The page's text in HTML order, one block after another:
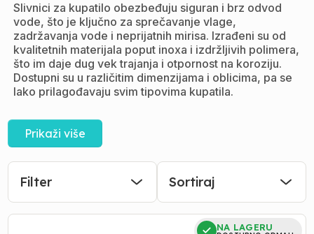
Slivnici za kupatilo obezbeđuju siguran i brz odvod
vode, što je ključno za sprečavanje vlage,
zadržavanja vode i neprijatnih mirisa. Izrađeni su od
kvalitetnih materijala poput inoxa i izdržljivih polimera,
što im daje dug vek trajanja i otpornost na koroziju.
Dostupni su u različitim dimenzijama i oblicima, pa se
lako prilagođavaju svim tipovima kupatila.
slivnika, idealnih za standardne i moderne tuš zone.
Praktično rešenje za renoviranje, novogradnju i
Prikaži više
Filter Sortiraj
NOSAC
NA LAGERU